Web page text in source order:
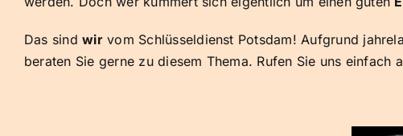
Das sindwirvom Schlüsseldienst Potsdam! Aufgrund
beraten Sie gerne zu diesem Thema. Rufen Sie uns einfach